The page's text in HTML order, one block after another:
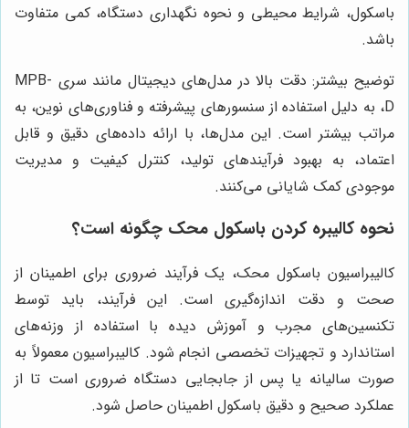
باسکول، شرایط محیطی و نحوه نگهداری دستگاه، کمی متفاوت
باشد.
توضیح بیشتر: دقت بالا در مدل‌های دیجیتال مانند سری MPB-
D، به دلیل استفاده از سنسورهای پیشرفته و فناوری‌های نوین، به
مراتب بیشتر است. این مدل‌ها، با ارائه داده‌های دقیق و قابل
اعتماد، به بهبود فرآیندهای تولید، کنترل کیفیت و مدیریت
موجودی کمک شایانی می‌کنند.
نحوه کالیبره کردن باسکول محک چگونه است؟
کالیبراسیون باسکول محک، یک فرآیند ضروری برای اطمینان از
صحت و دقت اندازه‌گیری است. این فرآیند، باید توسط
تکنسین‌های مجرب و آموزش دیده با استفاده از وزنه‌های
استاندارد و تجهیزات تخصصی انجام شود. کالیبراسیون معمولاً به
صورت سالیانه یا پس از جابجایی دستگاه ضروری است تا از
عملکرد صحیح و دقیق باسکول اطمینان حاصل شود.